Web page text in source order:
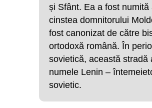
și Sfânt. Ea a fost numită
cinstea domnitorului
fost canonizat de către
ortodoxă română. În
sovietică, această stradă
numele Lenin –
sovietic.